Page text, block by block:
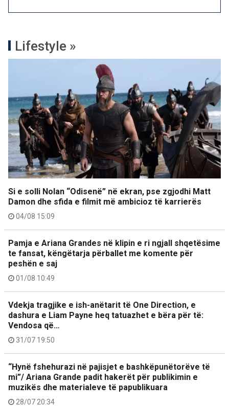
Lifestyle »
Si e solli Nolan “Odisenë” në ekran, pse zgjodhi Matt
Damon dhe sfida e filmit më ambicioz të karrierës
04/08 15:09
Pamja e Ariana Grandes në klipin e ri ngjall shqetësime
te fansat, këngëtarja përballet me komente për
peshën e saj
01/08 10:49
Vdekja tragjike e ish-anëtarit të One Direction, e
dashura e Liam Payne heq tatuazhet e bëra për të:
Vendosa që…
31/07 19:50
“Hynë fshehurazi në pajisjet e bashkëpunëtorëve të
mi”/ Ariana Grande padit hakerët për publikimin e
muzikës dhe materialeve të papublikuara
28/07 20:34